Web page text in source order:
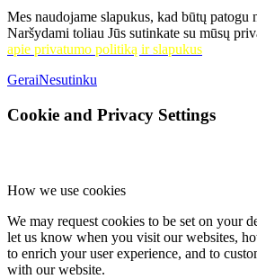
Mes naudojame slapukus, kad būtų patogu
Naršydami toliau Jūs sutinkate su mūsų
apie privatumo politiką ir slapukus
GeraiNesutinku
Cookie and Privacy Settings
How we use cookies
We may request cookies to be set on your
let us know when you visit our websites,
to enrich your user experience, and to
with our website.